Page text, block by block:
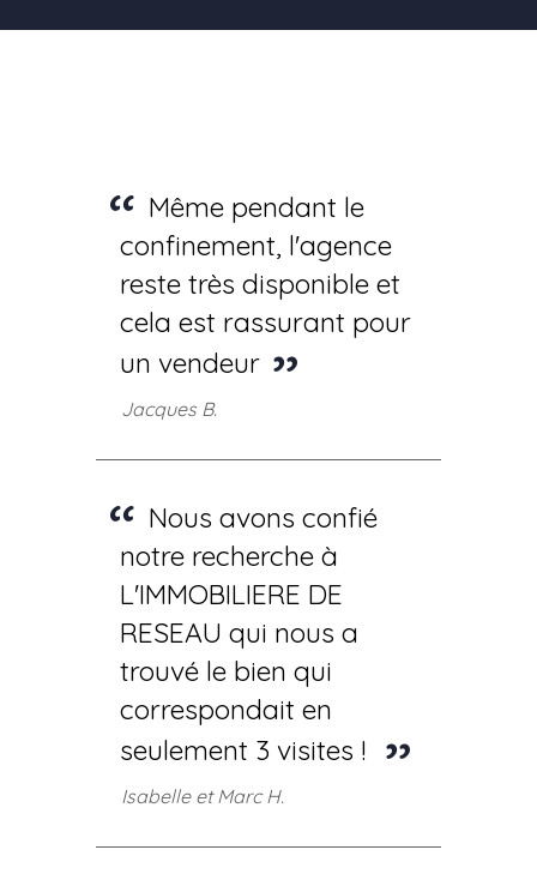
Même pendant le
confinement, l'agence
reste très disponible et
cela est rassurant pour
un vendeur
Jacques B.
Nous avons confié
notre recherche à
L'IMMOBILIERE DE
RESEAU qui nous a
trouvé le bien qui
correspondait en
seulement 3 visites !
Isabelle et Marc H.